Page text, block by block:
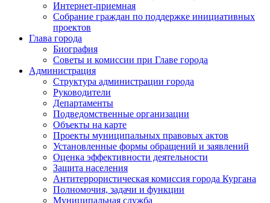
Интернет-приемная
Собрание граждан по поддержке инициативных
проектов
Глава города
Биография
Советы и комиссии при Главе города
Администрация
Структура администрации города
Руководители
Департаменты
Подведомственные организации
Объекты на карте
Проекты муниципальных правовых актов
Установленные формы обращений и заявлений
Оценка эффективности деятельности
Защита населения
Антитеррористическая комиссия города Кургана
Полномочия, задачи и функции
Муниципальная служба